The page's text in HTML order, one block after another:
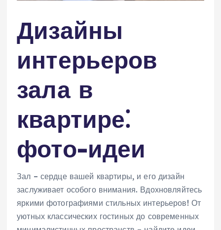
Дизайны
интерьеров
зала в
квартире⁚
фото-идеи
Зал – сердце вашей квартиры‚ и его дизайн
заслуживает особого внимания. Вдохновляйтесь
яркими фотографиями стильных интерьеров! От
уютных классических гостиных до современных